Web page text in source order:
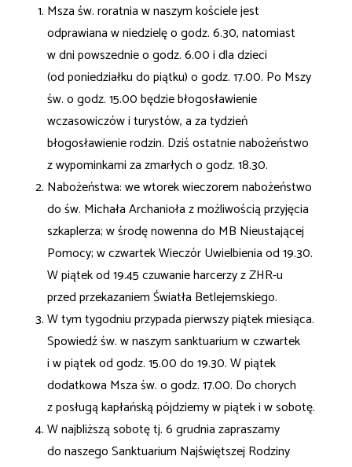
Msza św. roratnia w naszym kościele jest
odprawiana w niedzielę o godz. 6.30, natomiast
w dni powszednie o godz. 6.00 i dla dzieci
(od poniedziałku do piątku) o godz. 17.00. Po Mszy
św. o godz. 15.00 będzie błogosławienie
wczasowiczów i turystów, a za tydzień
błogosławienie rodzin. Dziś ostatnie nabożeństwo
z wypominkami za zmarłych o godz. 18.30.
Nabożeństwa: we wtorek wieczorem nabożeństwo
do św. Michała Archanioła z możliwością przyjęcia
szkaplerza; w środę nowenna do MB Nieustającej
Pomocy; w czwartek Wieczór Uwielbienia od 19.30.
W piątek od 19.45 czuwanie harcerzy z ZHR-u
przed przekazaniem Światła Betlejemskiego.
W tym tygodniu przypada pierwszy piątek miesiąca.
Spowiedź św. w naszym sanktuarium w czwartek
i w piątek od godz. 15.00 do 19.30. W piątek
dodatkowa Msza św. o godz. 17.00. Do chorych
z posługą kapłańską pójdziemy w piątek i w sobotę.
W najbliższą sobotę tj. 6 grudnia zapraszamy
do naszego Sanktuarium Najświętszej Rodziny